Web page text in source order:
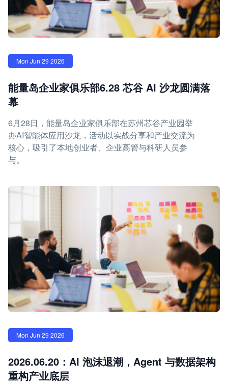
Mon Jun 29 2026
能量岛企业家俱乐部6.28 芯谷 AI 沙龙圆满落
幕
6月28日，能量岛企业家俱乐部在苏州芯谷产业园举
办AI智能体应用沙龙，活动以实战分享和产业交流为
核心，吸引了本地创业者、企业高管与科研人员参
与。
Mon Jun 29 2026
2026.06.20：AI 泡沫退潮，Agent 与数据架构
重构产业底层